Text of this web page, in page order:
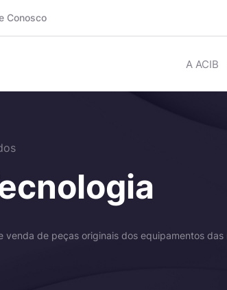
Conosco
A ACIB
venda de peças originais dos equipamentos